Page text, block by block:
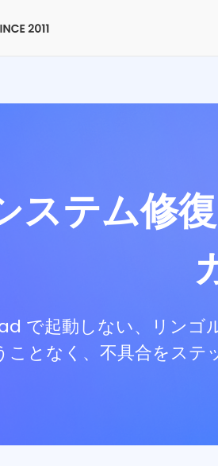
ステム修
で起動しない、リンゴ
ことなく、不具合をス